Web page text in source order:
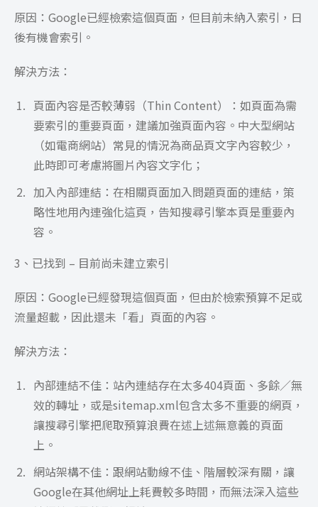
原因：Google已經檢索這個頁面，但目前未納入索引，日
後有機會索引。
解決方法：
頁面內容是否較薄弱（Thin Content）：如頁面為需
要索引的重要頁面，建議加強頁面內容。中大型網站
（如電商網站）常見的情況為商品頁文字內容較少，
此時即可考慮將圖片內容文字化；
加入內部連結：在相關頁面加入問題頁面的連結，策
略性地用內連強化這頁，告知搜尋引擎本頁是重要內
容。
3、已找到 – 目前尚未建立索引
原因：Google已經發現這個頁面，但由於檢索預算不足或
流量超載，因此還未「看」頁面的內容。
解決方法：
內部連結不佳：站內連結存在太多404頁面、多餘／無
效的轉址，或是sitemap.xml包含太多不重要的網頁，
讓搜尋引擎把爬取預算浪費在述上述無意義的頁面
上。
網站架構不佳：跟網站動線不佳、階層較深有關，讓
Google在其他網址上耗費較多時間，而無法深入這些